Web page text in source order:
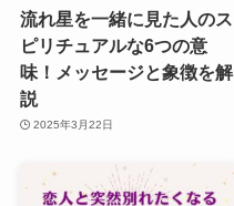
流れ星を一緒に見た人のス
ピリチュアルな6つの意
味！メッセージと象徴を解
説
2025年3月22日